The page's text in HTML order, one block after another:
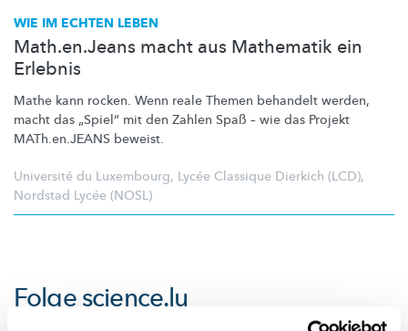
WIE IM ECHTEN LEBEN
Math.en.Jeans macht aus Mathematik ein
Erlebnis
Mathe kann rocken. Wenn reale Themen behandelt werden,
macht das „Spiel“ mit den Zahlen Spaß – wie das Projekt
MATh.en.JEANS beweist.
Université du Luxembourg, Lycée Classique Dierkich (LCD),
Nordstad Lycée (NOSL)
Folgescience.lu